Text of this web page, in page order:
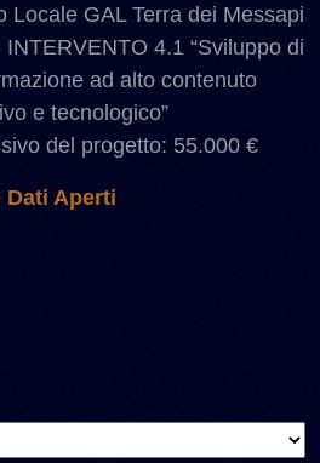
Locale GAL Terra dei Messapi
INTERVENTO 4.1 “Sviluppo di
ad alto contenuto
e tecnologico”
del progetto: 55.000 €
Dati Aperti